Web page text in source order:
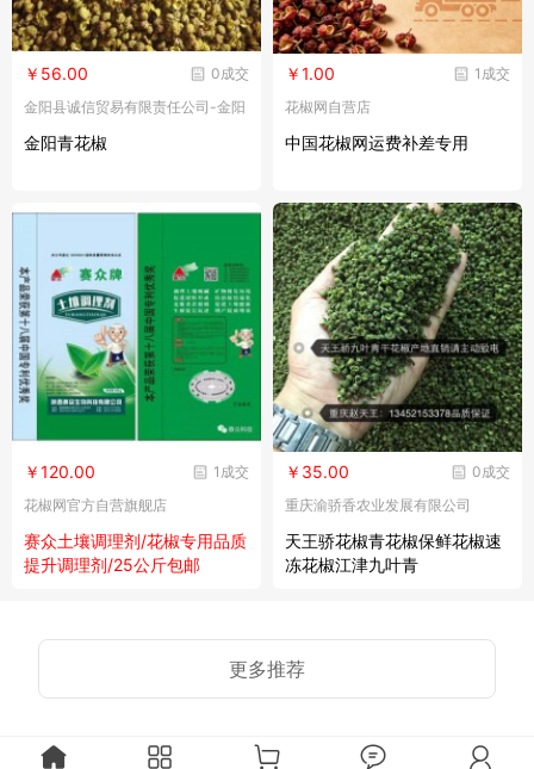
0成交
￥56.00
金阳县诚信贸易有限责任公司-金阳
县曹氏诚信青花椒种植农民专业合
作社
金阳青花椒
1成交
￥1.00
花椒网自营店
中国花椒网运费补差专用
1成交
￥120.00
花椒网官方自营旗舰店
赛众土壤调理剂/花椒专用品质
提升调理剂/25公斤包邮
0成交
￥35.00
重庆渝骄香农业发展有限公司
天王骄花椒青花椒保鲜花椒速
冻花椒江津九叶青
更多推荐